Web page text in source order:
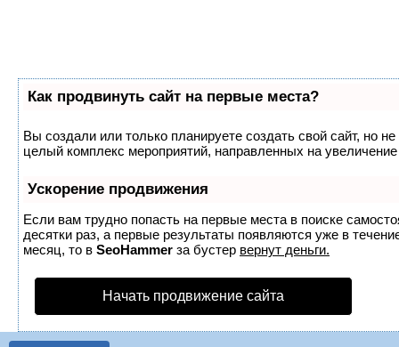
Как продвинуть сайт на первые места?
Вы создали или только планируете создать свой сайт, но
целый комплекс мероприятий, направленных на
Ускорение продвижения
Если вам трудно попасть на первые места в поиске
десятки раз, а первые результаты появляются уже в
месяц, то в SeoHammer за бустер вернут деньги.
Начать продвижение сайта